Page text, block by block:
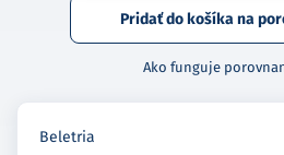
Pridať do košíka na
Ako funguje
Beletria